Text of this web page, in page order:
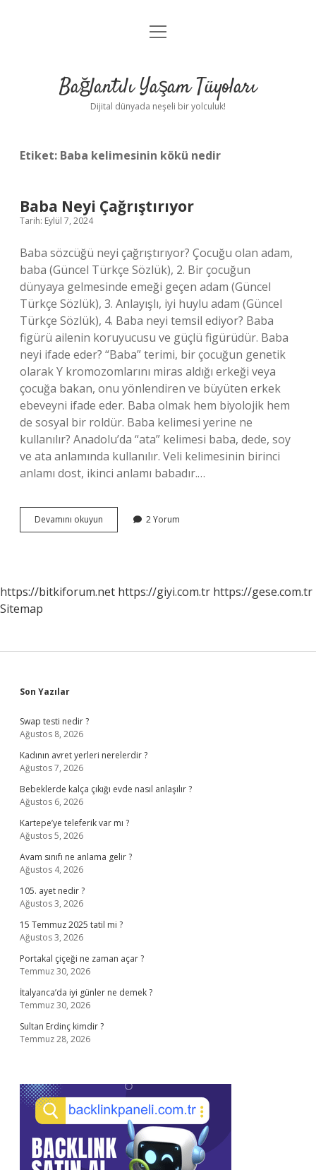
Anasayfa
Yasal Uyarı
menüyü
Bağlantılı Yaşam Tüyoları
Dijital dünyada neşeli bir yolculuk!
Etiket: Baba kelimesinin kökü nedir
Baba Neyi Çağrıştırıyor
Tarih: Eylül 7, 2024
Baba sözcüğü neyi çağrıştırıyor? Çocuğu olan adam,
baba (Güncel Türkçe Sözlük), 2. Bir çocuğun
dünyaya gelmesinde emeği geçen adam (Güncel
Türkçe Sözlük), 3. Anlayışlı, iyi huylu adam (Güncel
Türkçe Sözlük), 4. Baba neyi temsil ediyor? Baba
figürü ailenin koruyucusu ve güçlü figürüdür. Baba
neyi ifade eder? “Baba” terimi, bir çocuğun genetik
olarak Y kromozomlarını miras aldığı erkeği veya
çocuğa bakan, onu yönlendiren ve büyüten erkek
ebeveyni ifade eder. Baba olmak hem biyolojik hem
de sosyal bir roldür. Baba kelimesi yerine ne
kullanılır? Anadolu’da “ata” kelimesi baba, dede, soy
ve ata anlamında kullanılır. Veli kelimesinin birinci
anlamı dost, ikinci anlamı babadır.…
Devamını okuyun
Neyi
2 Yorum
https://bitkiforum.net https://giyi.com.tr https://gese.com.tr
Sitemap
Sidebar
Son Yazılar
Swap testi nedir ?
Ağustos 8, 2026
Kadının avret yerleri nerelerdir ?
Ağustos 7, 2026
Bebeklerde kalça çıkığı evde nasıl anlaşılır ?
Ağustos 6, 2026
Kartepe’ye teleferik var mı ?
Ağustos 5, 2026
Avam sınıfı ne anlama gelir ?
Ağustos 4, 2026
105. ayet nedir ?
Ağustos 3, 2026
15 Temmuz 2025 tatil mi ?
Ağustos 3, 2026
Portakal çiçeği ne zaman açar ?
Temmuz 30, 2026
İtalyanca’da iyi günler ne demek ?
Temmuz 30, 2026
Sultan Erdinç kimdir ?
Temmuz 28, 2026